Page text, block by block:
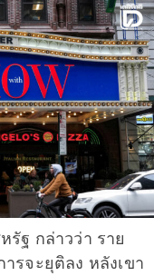
ฐ กล่าวว่า ราย
รจะยุติลง หลังเขา